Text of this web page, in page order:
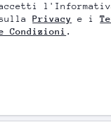
Privacy e i
Condizioni .